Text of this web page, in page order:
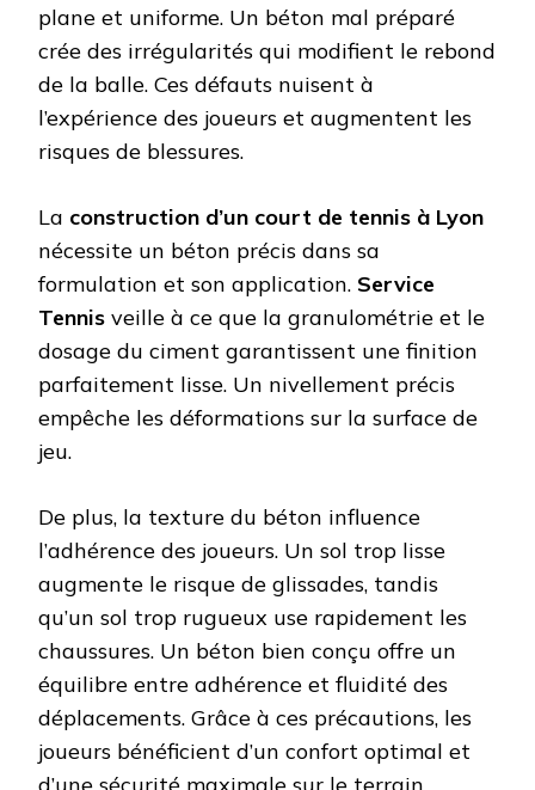
plane et uniforme. Un béton mal préparé
crée des irrégularités qui modifient le rebond
de la balle. Ces défauts nuisent à
l’expérience des joueurs et augmentent les
risques de blessures.
La construction d’un court de tennis à Lyon
nécessite un béton précis dans sa
formulation et son application. Service
Tennis veille à ce que la granulométrie et le
dosage du ciment garantissent une finition
parfaitement lisse. Un nivellement précis
empêche les déformations sur la surface de
jeu.
De plus, la texture du béton influence
l’adhérence des joueurs. Un sol trop lisse
augmente le risque de glissades, tandis
qu’un sol trop rugueux use rapidement les
chaussures. Un béton bien conçu offre un
équilibre entre adhérence et fluidité des
déplacements. Grâce à ces précautions, les
joueurs bénéficient d’un confort optimal et